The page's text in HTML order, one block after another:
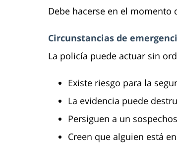
Debe hacerse en el momento
Circunstancias de
La policía puede actuar sin
Existe riesgo para la
La evidencia puede
Persiguen a un
Creen que alguien está